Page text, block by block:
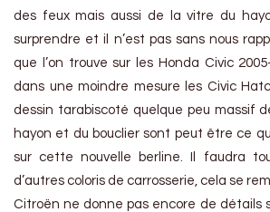
des feux mais aussi de la vitre du
surprendre et il n’est pas sans nous
que l’on trouve sur les Honda Civic
dans une moindre mesure les Civic
dessin tarabiscoté quelque peu massif
hayon et du bouclier sont peut être ce
sur cette nouvelle berline. Il faudra
d’autres coloris de carrosserie, cela se
Citroën ne donne pas encore de détails